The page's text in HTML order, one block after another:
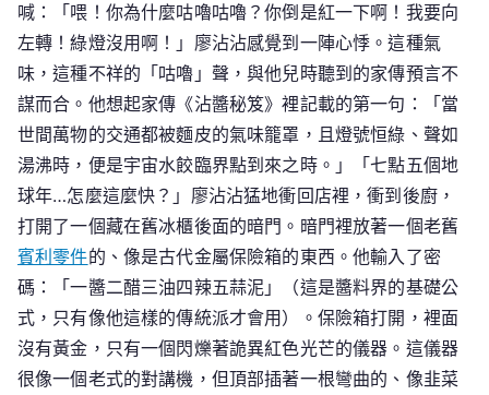
喊：「喂！你為什麼咕嚕咕嚕？你倒是紅一下啊！我要向
左轉！綠燈沒用啊！」廖沾沾感覺到一陣心悸。這種氣
味，這種不祥的「咕嚕」聲，與他兒時聽到的家傳預言不
謀而合。他想起家傳《沾醬秘笈》裡記載的第一句：「當
世間萬物的交通都被麵皮的氣味籠罩，且燈號恒綠、聲如
湯沸時，便是宇宙水餃臨界點到來之時。」「七點五個地
球年…怎麼這麼快？」廖沾沾猛地衝回店裡，衝到後廚，
打開了一個藏在舊冰櫃後面的暗門。暗門裡放著一個老舊
賓利零件的、像是古代金屬保險箱的東西。他輸入了密
碼：「一醬二醋三油四辣五蒜泥」（這是醬料界的基礎公
式，只有像他這樣的傳統派才會用）。保險箱打開，裡面
沒有黃金，只有一個閃爍著詭異紅色光芒的儀器。這儀器
很像一個老式的對講機，但頂部插著一根彎曲的、像韭菜